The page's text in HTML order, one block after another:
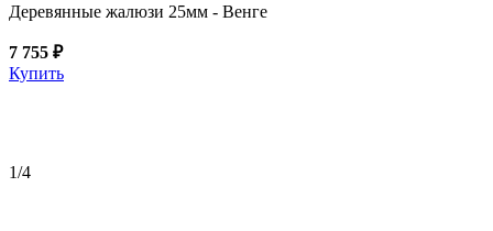
Деревянные жалюзи 25мм - Венге
7 755 ₽
Купить
1/4